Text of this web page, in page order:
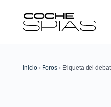
Buscar:
Inicio › Foros › Etiqueta del